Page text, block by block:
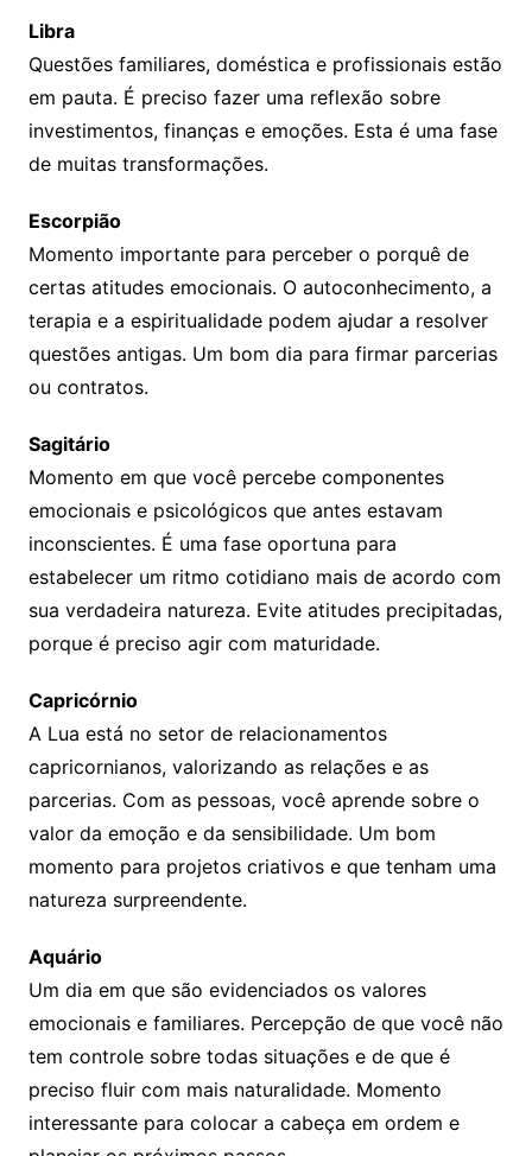
Libra
Questões familiares, doméstica e profissionais estão
em pauta. É preciso fazer uma reflexão sobre
investimentos, finanças e emoções. Esta é uma fase
de muitas transformações.
Escorpião
Momento importante para perceber o porquê de
certas atitudes emocionais. O autoconhecimento, a
terapia e a espiritualidade podem ajudar a resolver
questões antigas. Um bom dia para firmar parcerias
ou contratos.
Sagitário
Momento em que você percebe componentes
emocionais e psicológicos que antes estavam
inconscientes. É uma fase oportuna para
estabelecer um ritmo cotidiano mais de acordo com
sua verdadeira natureza. Evite atitudes precipitadas,
porque é preciso agir com maturidade.
Capricórnio
A Lua está no setor de relacionamentos
capricornianos, valorizando as relações e as
parcerias. Com as pessoas, você aprende sobre o
valor da emoção e da sensibilidade. Um bom
momento para projetos criativos e que tenham uma
natureza surpreendente.
Aquário
Um dia em que são evidenciados os valores
emocionais e familiares. Percepção de que você não
tem controle sobre todas situações e de que é
preciso fluir com mais naturalidade. Momento
interessante para colocar a cabeça em ordem e